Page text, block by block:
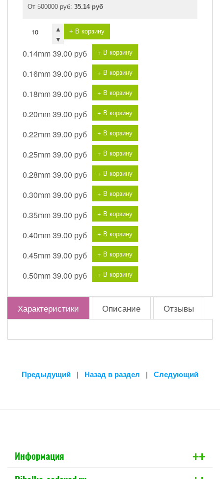
От 500000 руб: 35.14 руб
▲
▼
+ В корзину
0.14mm39.00 руб + В корзину
0.16mm39.00 руб + В корзину
0.18mm39.00 руб + В корзину
0.20mm39.00 руб + В корзину
0.22mm39.00 руб + В корзину
0.25mm39.00 руб + В корзину
0.28mm39.00 руб + В корзину
0.30mm39.00 руб + В корзину
0.35mm39.00 руб + В корзину
0.40mm39.00 руб + В корзину
0.45mm39.00 руб + В корзину
0.50mm39.00 руб + В корзину
Характеристики Описание Отзывы
Предыдущий | Назад в раздел | Следующий
Информация +
+